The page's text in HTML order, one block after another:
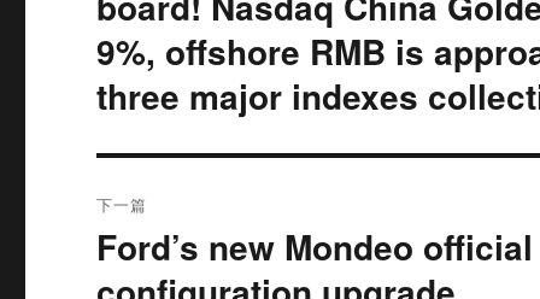
航
文
章：
9%, offshore RMB is
three major indexes
下一篇
下
Ford’s new Mondeo